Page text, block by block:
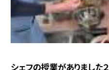
シェフの授業がありました２